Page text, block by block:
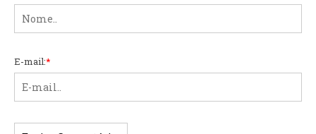
E-mail:*